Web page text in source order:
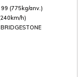
99 (775kg/anv.)
h)
BRIDGESTONE